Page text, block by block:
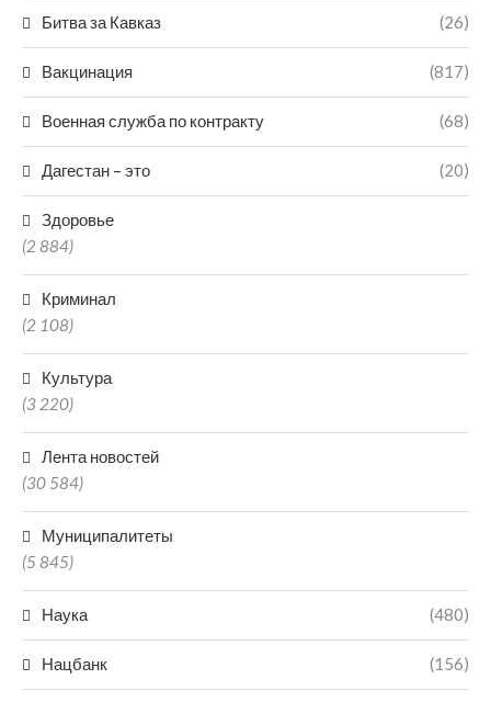
Битва за Кавказ (26)
Вакцинация (817)
Военная служба по контракту (68)
Дагестан – это (20)
Здоровье
(2 884)
Криминал
(2 108)
Культура
(3 220)
Лента новостей
(30 584)
Муниципалитеты
(5 845)
Наука (480)
Нацбанк (156)